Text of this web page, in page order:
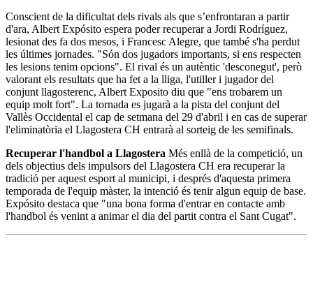
Conscient de la dificultat dels rivals als que s’enfrontaran a partir
d'ara, Albert Expósito espera poder recuperar a Jordi Rodríguez,
lesionat des fa dos mesos, i Francesc Alegre, que també s'ha perdut
les últimes jornades. "Són dos jugadors importants, si ens respecten
les lesions tenim opcions". El rival és un autèntic 'desconegut', però
valorant els resultats que ha fet a la lliga, l'utiller i jugador del
conjunt llagosterenc, Albert Exposito diu que "ens trobarem un
equip molt fort". La tornada es jugarà a la pista del conjunt del
Vallès Occidental el cap de setmana del 29 d'abril i en cas de superar
l'eliminatòria el Llagostera CH entrarà al sorteig de les semifinals.
Recuperar l'handbol a Llagostera Més enllà de la competició, un
dels objectius dels impulsors del Llagostera CH era recuperar la
tradició per aquest esport al municipi, i després d'aquesta primera
temporada de l'equip màster, la intenció és tenir algun equip de base.
Expósito destaca que "una bona forma d'entrar en contacte amb
l'handbol és venint a animar el dia del partit contra el Sant Cugat".